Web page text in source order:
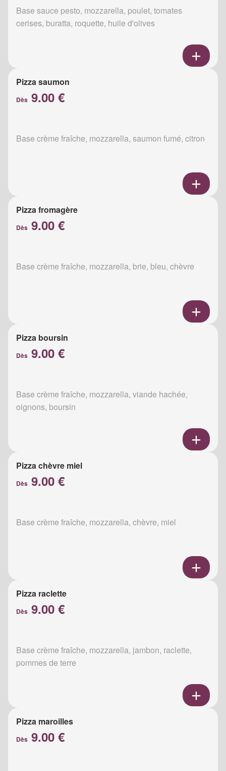
Base sauce pesto, mozzarella, poulet, tomates
cerises, buratta, roquette, huile d'olives
Pizza saumon
Dès 9.00 €
Base crème fraîche, mozzarella, saumon fumé, citron
Pizza fromagère
Dès 9.00 €
Base crème fraîche, mozzarella, brie, bleu, chèvre
Pizza boursin
Dès 9.00 €
Base crème fraîche, mozzarella, viande hachée,
oignons, boursin
Pizza chèvre miel
Dès 9.00 €
Base crème fraîche, mozzarella, chèvre, miel
Pizza raclette
Dès 9.00 €
Base crème fraîche, mozzarella, jambon, raclette,
pommes de terre
Pizza maroilles
Dès 9.00 €